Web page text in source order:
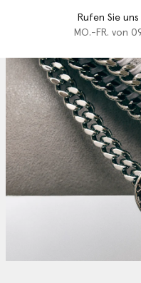
Rufen Sie
MO.-FR. von